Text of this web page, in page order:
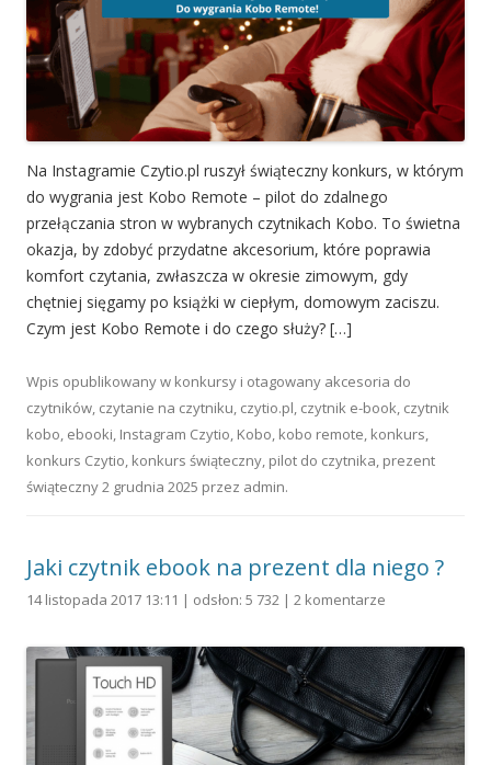
Na Instagramie Czytio.pl ruszył świąteczny konkurs, w którym
do wygrania jest Kobo Remote – pilot do zdalnego
przełączania stron w wybranych czytnikach Kobo. To świetna
okazja, by zdobyć przydatne akcesorium, które poprawia
komfort czytania, zwłaszcza w okresie zimowym, gdy
chętniej sięgamy po książki w ciepłym, domowym zaciszu.
Czym jest Kobo Remote i do czego służy? […]
Wpis opublikowany w konkursy i otagowany akcesoria do
czytników, czytanie na czytniku, czytio.pl, czytnik e-book, czytnik
kobo, ebooki, Instagram Czytio, Kobo, kobo remote, konkurs,
konkurs Czytio, konkurs świąteczny, pilot do czytnika, prezent
świąteczny2 grudnia 2025 przez admin.
Jaki czytnik ebook na prezent dla niego ?
14 listopada 2017 13:11 | odsłon: 5 732 | 2 komentarze